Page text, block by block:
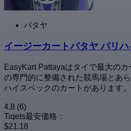
パタヤ
イージーカートパタヤ バリ
EasyKart Pattayaはタイで最大の
の専門的に整備された競馬場とあ
ハイスペックのカートがあります。
4.8 (6)
Tiqets最安価格：
$21.18